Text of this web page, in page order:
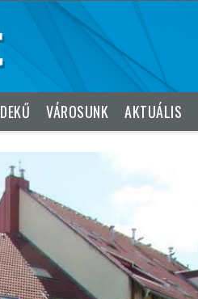
VÁROSUNK AKTUÁLIS